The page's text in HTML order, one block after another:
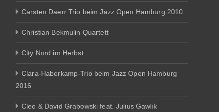
Carsten Daerr Trio beim Jazz Open Hamburg 2010
Christian Bekmulin Quartett
City Nord im Herbst
Clara-Haberkamp-Trio beim Jazz Open Hamburg
2016
Cleo & David Grabowski feat. Julius Gawlik